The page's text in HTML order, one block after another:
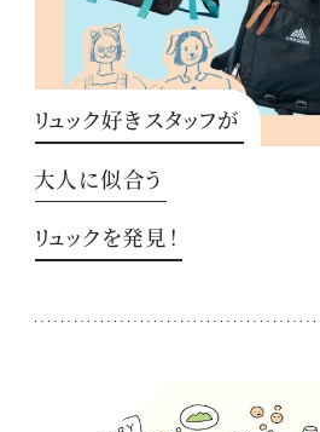
リュック好きスタッフが
大人に似合う
リュックを発見！